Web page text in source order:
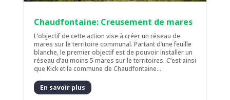
Chaudfontaine: Creusement de mares
L’objectif de cette action vise à créer un réseau de
mares sur le territoire communal. Partant d’une feuille
blanche, le premier objectif est de pouvoir installer un
réseau d’au moins 5 mares sur le territoires. C’est ainsi
que Kick et la commune de Chaudfontaine...
En savoir plus